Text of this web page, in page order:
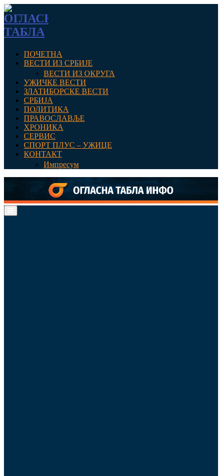
ПОЧЕТНА
ВЕСТИ ИЗ СРБИЈЕ
ВЕСТИ ИЗ ОКРУГА
УЖИЧКЕ ВЕСТИ
ЗЛАТИБОРСКЕ ВЕСТИ
СРБИЈА
ПОЛИТИКА
ПРАВОСЛАВЉЕ
ХРОНИКА
СЕРВИС
СПОРТ ПЛУС – УЖИЦЕ
КОНТАКТ
Импресум
Menu